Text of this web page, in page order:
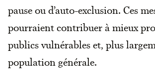
pause ou d’auto-exclusion. Ces
pourraient contribuer à mieux
publics vulnérables et, plus
population générale.